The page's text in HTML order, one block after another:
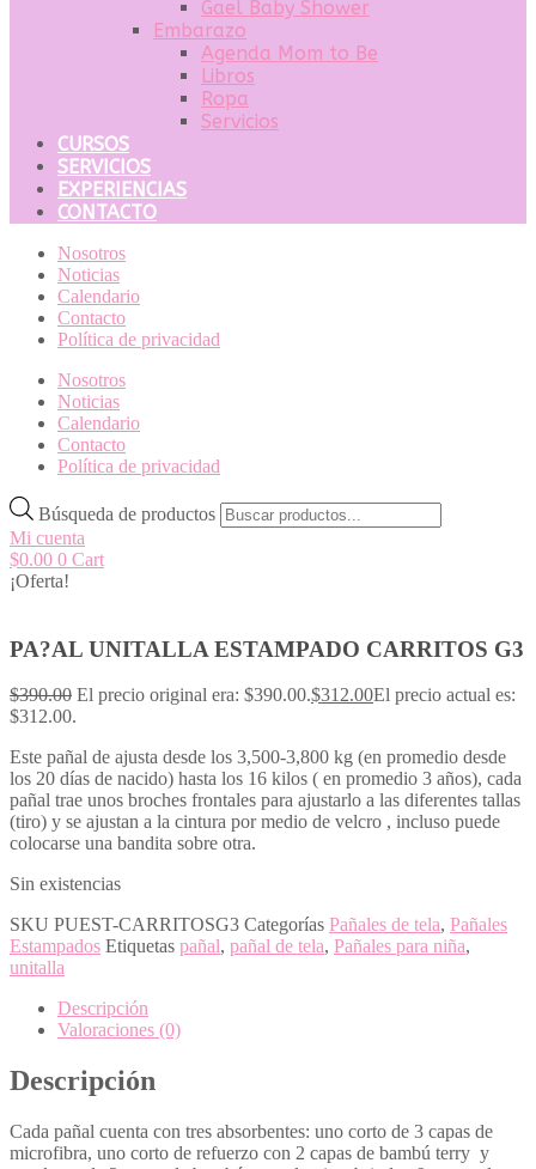
Gael Baby Shower
Embarazo
Agenda Mom to Be
Libros
Ropa
Servicios
CURSOS
SERVICIOS
EXPERIENCIAS
CONTACTO
Nosotros
Noticias
Calendario
Contacto
Política de privacidad
Nosotros
Noticias
Calendario
Contacto
Política de privacidad
Búsqueda de productos
Mi cuenta
$0.00 0 Cart
¡Oferta!
PA?AL UNITALLA ESTAMPADO CARRITOS G3
$390.00 El precio original era: $390.00.$312.00El precio actual es:
$312.00.
Este pañal de ajusta desde los 3,500-3,800 kg (en promedio desde
los 20 días de nacido) hasta los 16 kilos ( en promedio 3 años), cada
pañal trae unos broches frontales para ajustarlo a las diferentes tallas
(tiro) y se ajustan a la cintura por medio de velcro , incluso puede
colocarse una bandita sobre otra.
Sin existencias
SKU PUEST-CARRITOSG3 Categorías Pañales de tela, Pañales
Estampados Etiquetas pañal, pañal de tela, Pañales para niña,
unitalla
Descripción
Valoraciones (0)
Descripción
Cada pañal cuenta con tres absorbentes: uno corto de 3 capas de
microfibra, uno corto de refuerzo con 2 capas de bambú terry y